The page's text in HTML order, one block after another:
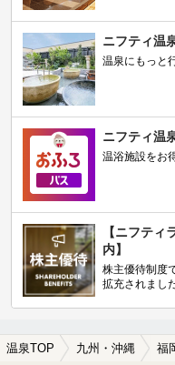
ニフティ温
温泉にもっと
ニフティ温
温浴施設をお
【ニフティ
内】
株主優待制度
拡充されまし
温泉TOP 九州・沖縄 福